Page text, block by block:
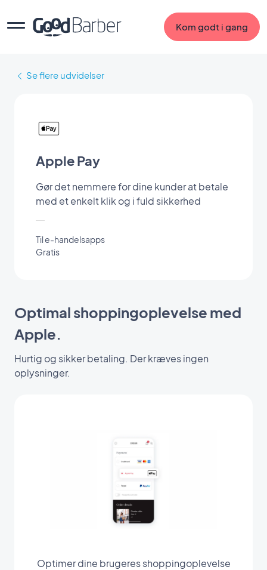
Kom godt i gang
Se flere udvidelser
Apple Pay
Gør det nemmere for dine kunder at betale
med et enkelt klik og i fuld sikkerhed
Til e-handelsapps
Gratis
Optimal shoppingoplevelse med
Apple.
Hurtig og sikker betaling. Der kræves ingen
oplysninger.
Optimer dine brugeres shoppingoplevelse